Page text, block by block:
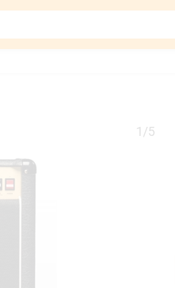
1/5